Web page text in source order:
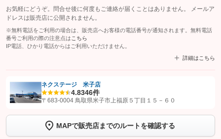
お気軽にどうぞ。問合せ後に何度もご連絡が届くことはありません。 メールア
ドレスは販売店に公開されません。
※無料電話をご利用の場合は、販売店へお客様の電話番号が通知されます。無料電話
番号ご利用の際の注意点は こちら
IP電話、ひかり電話からはご利用いただけません。
詳細はこちら
【STEP1】認証画面でグーネットを友だち追加してから「許可する」ボタンを押
トーク画面で
ボタンをタップして問い合わせを
完了してください。
ネクステージ 米子店
4.8346件
〒683-0004 鳥取県米子市上福原５丁目１５－６０
MAPで販売店までのルートを確認する